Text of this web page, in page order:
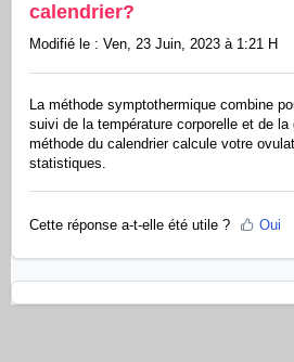
calendrier?
Modifié le : Ven, 23 Juin, 2023 à 1:21 H
La méthode symptothermique combine
suivi de la température corporelle et de
méthode du calendrier calcule votre
statistiques.
Cette réponse a-t-elle été utile ? Oui